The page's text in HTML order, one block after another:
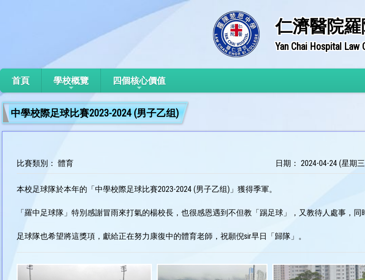
仁濟醫院
Yan Chai Hospital Law
首頁 學校概覽 四個核心價值
中學校際足球比賽2023-2024 (男子乙组)
比賽類別： 體育 日期： 2024-04-24 (星期
本校足球隊於本年的「中學校際足球比賽2023-2024 (男子乙组)」獲得季軍。
「羅中足球隊」特別感謝冒雨來打氣的楊校長，也很感恩遇到不但教「踢足球」，又教待人處事，同
足球隊也希望將這獎項，獻給正在努力康復中的體育老師，祝願倪sir早日「歸隊」。